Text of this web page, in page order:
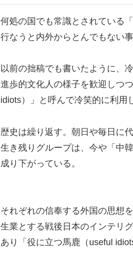
何処の国でも常識とされている
行なうと内外からとんでもない
以前の拙稿でも書いたように、
進歩的文化人の様子を歓迎しつ
idiots）」と呼んで冷笑的に利用
歴史は繰り返す。朝日や毎日に
生き残りグループは、今や「中
成り下がっている。
それぞれの信奉する外国の思想
生業とする戦後日本のインテリ
あり「役に立つ馬鹿（useful